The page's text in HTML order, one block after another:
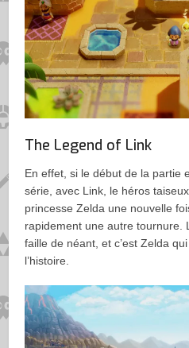
The Legend of Link
En effet, si le début de la partie
série, avec Link, le héros
princesse Zelda une nouvelle
rapidement une autre tournure.
faille de néant, et c’est Zelda
l’histoire.